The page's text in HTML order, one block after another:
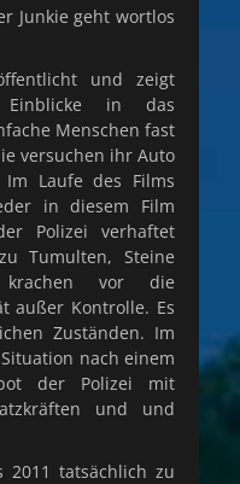
Junkie geht wortlos
und zeigt
Einblicke in das
Menschen fast
versuchen ihr Auto
Laufe des Films
in diesem Film
Polizei verhaftet
Tumulten, Steine
krachen vor die
außer Kontrolle. Es
Zuständen. Im
nach einem
der Polizei mit
und und
2011 tatsächlich zu